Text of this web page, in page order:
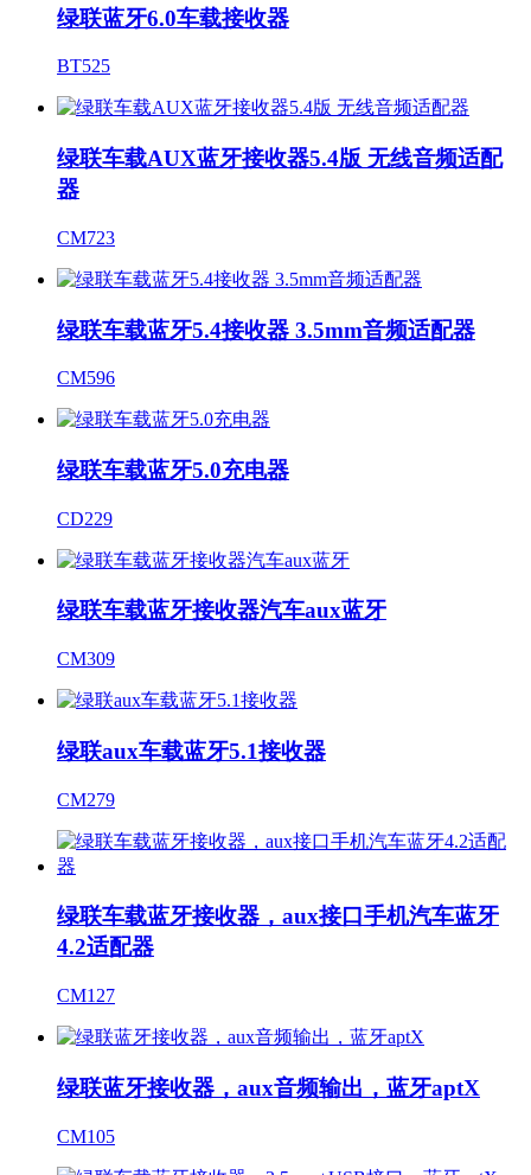
绿联蓝牙6.0车载接收器
BT525
绿联车载AUX蓝牙接收器5.4版 无线音频适配
器
CM723
绿联车载蓝牙5.4接收器 3.5mm音频适配器
CM596
绿联车载蓝牙5.0充电器
CD229
绿联车载蓝牙接收器汽车aux蓝牙
CM309
绿联aux车载蓝牙5.1接收器
CM279
绿联车载蓝牙接收器，aux接口手机汽车蓝牙
4.2适配器
CM127
绿联蓝牙接收器，aux音频输出，蓝牙aptX
CM105